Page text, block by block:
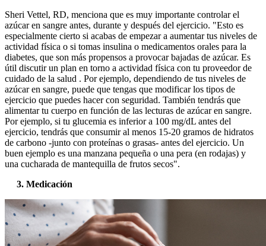
Sheri Vettel, RD, menciona que es muy importante controlar el
azúcar en sangre antes, durante y después del ejercicio. "Esto es
especialmente cierto si acabas de empezar a aumentar tus niveles de
actividad física o si tomas insulina o medicamentos orales para la
diabetes, que son más propensos a provocar bajadas de azúcar. Es
útil discutir un plan en torno a actividad física con tu proveedor de
cuidado de la salud . Por ejemplo, dependiendo de tus niveles de
azúcar en sangre, puede que tengas que modificar los tipos de
ejercicio que puedes hacer con seguridad. También tendrás que
alimentar tu cuerpo en función de las lecturas de azúcar en sangre.
Por ejemplo, si tu glucemia es inferior a 100 mg/dL antes del
ejercicio, tendrás que consumir al menos 15-20 gramos de hidratos
de carbono -junto con proteínas o grasas- antes del ejercicio. Un
buen ejemplo es una manzana pequeña o una pera (en rodajas) y
una cucharada de mantequilla de frutos secos".
3. Medicación